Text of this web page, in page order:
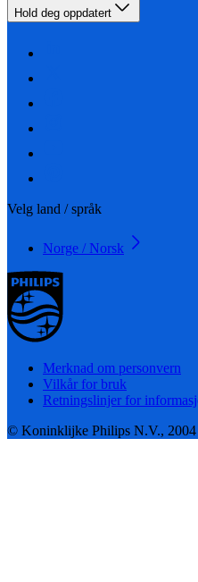
Hold deg oppdatert
Velg land / språk
Norge / Norsk
Merknad om personvern
Vilkår for bruk
Retningslinjer for
© Koninklijke Philips N.V., 2004